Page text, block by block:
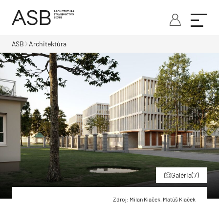
ASB Architektúra
Galéria(7)
Zdroj: Milan Kiaček, Matúš Kiaček